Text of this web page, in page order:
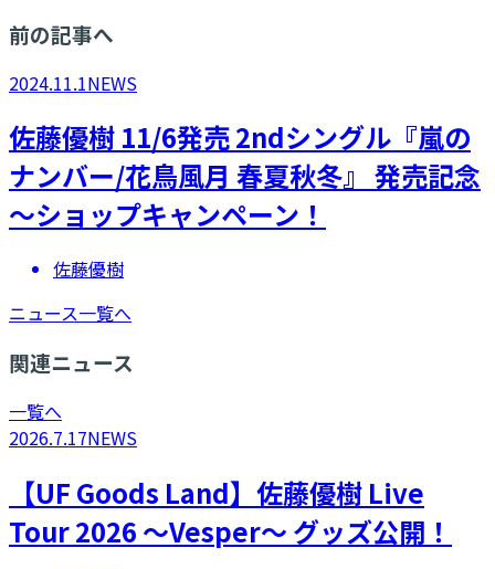
前の記事へ
2024.11.1NEWS
佐藤優樹 11/6発売 2ndシングル『嵐の
ナンバー/花鳥風月 春夏秋冬』 発売記念
～ショップキャンペーン！
佐藤優樹
ニュース一覧へ
関連ニュース
一覧へ
2026.7.17NEWS
【UF Goods Land】佐藤優樹 Live
Tour 2026 ～Vesper～ グッズ公開！